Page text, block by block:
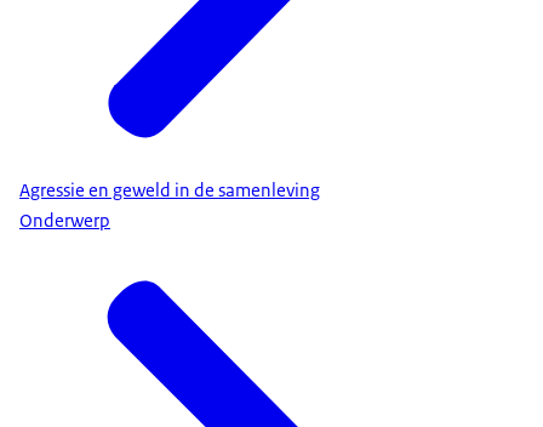
Agressie en geweld in de samenleving
Onderwerp